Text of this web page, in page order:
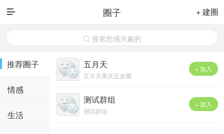
 圈子 + 建圈
 搜索您感兴趣的
推荐圈子
情感
生活
+ 加入
五月天
五月天重庆五迷圈
+ 加入
测试群组
测试群组